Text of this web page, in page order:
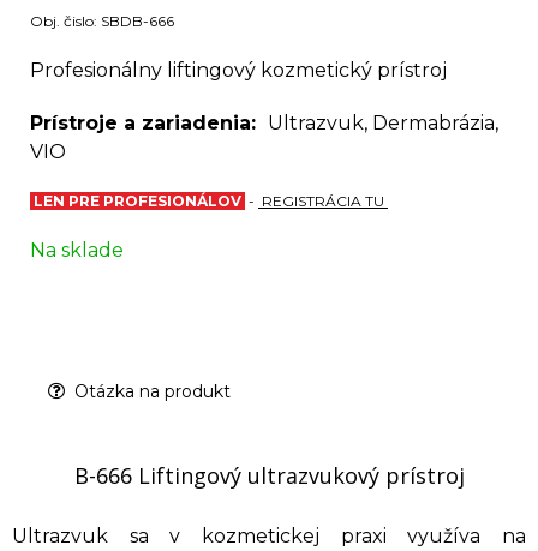
Obj. čislo: SBDB-666
Profesionálny liftingový kozmetický prístroj
Prístroje a zariadenia
Ultrazvuk, Dermabrázia,
VIO
LEN PRE PROFESIONÁLOV - REGISTRÁCIA TU
Na sklade
Otázka na produkt
B-666 Liftingový ultrazvukový prístroj
Ultrazvuk sa v kozmetickej praxi využíva na